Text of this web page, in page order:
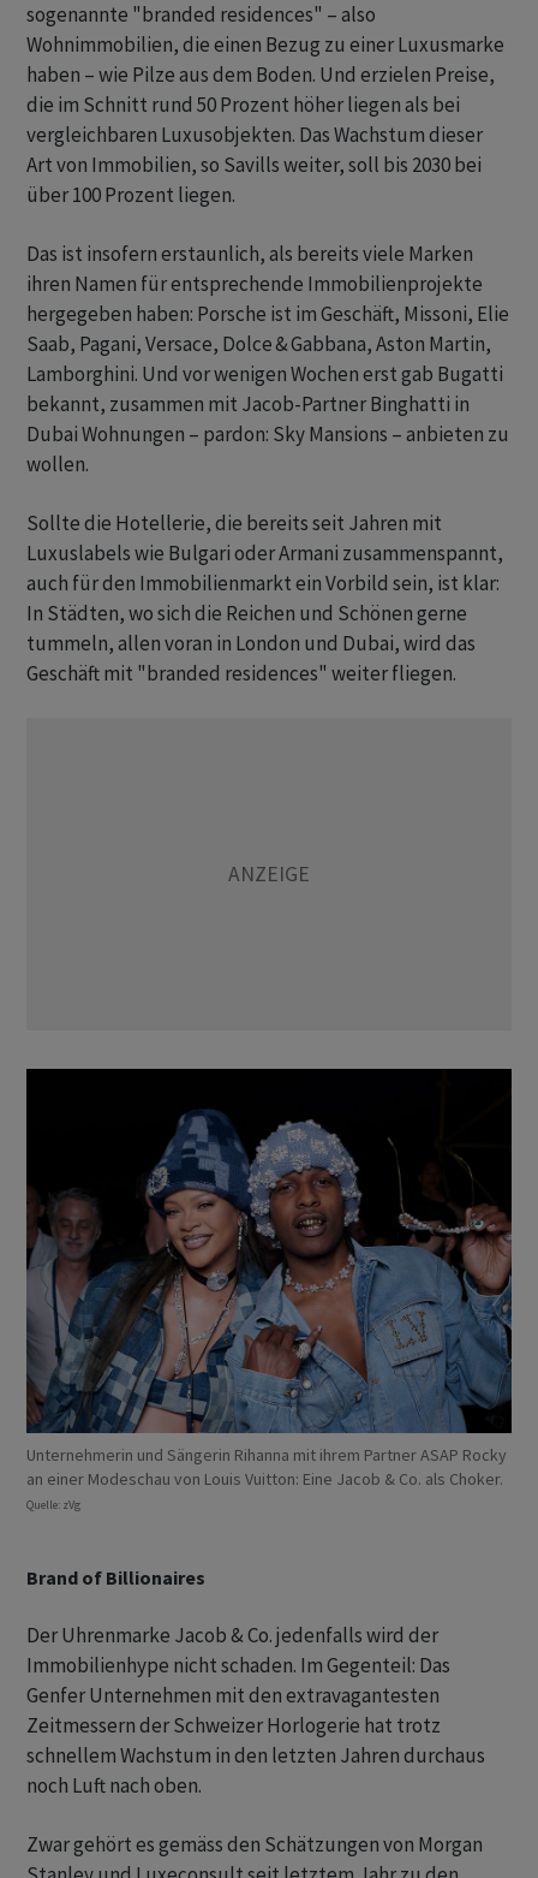
sogenannte "branded residences" – also
Wohnimmobilien, die einen Bezug zu einer Luxusmarke
haben – wie Pilze aus dem Boden. Und erzielen Preise,
die im Schnitt rund 50 Prozent höher liegen als bei
vergleichbaren Luxusobjekten. Das Wachstum dieser
Art von Immobilien, so Savills weiter, soll bis 2030 bei
über 100 Prozent liegen.
Das ist insofern erstaunlich, als bereits viele Marken
ihren Namen für entsprechende Immobilienprojekte
hergegeben haben: Porsche ist im Geschäft, Missoni, Elie
Saab, Pagani, Versace, Dolce & Gabbana, Aston Martin,
Lamborghini. Und vor wenigen Wochen erst gab Bugatti
bekannt, zusammen mit Jacob-Partner Binghatti in
Dubai Wohnungen – pardon: Sky Mansions – anbieten zu
wollen.
Sollte die Hotellerie, die bereits seit Jahren mit
Luxuslabels wie Bulgari oder Armani zusammenspannt,
auch für den Immobilienmarkt ein Vorbild sein, ist klar:
In Städten, wo sich die Reichen und Schönen gerne
tummeln, allen voran in London und Dubai, wird das
Geschäft mit "branded residences" weiter fliegen.
Unternehmerin und Sängerin Rihanna mit ihrem Partner ASAP Rocky
an einer Modeschau von Louis Vuitton: Eine Jacob & Co. als Choker.
Quelle: zVg
Brand of Billionaires
Der Uhrenmarke Jacob & Co. jedenfalls wird der
Immobilienhype nicht schaden. Im Gegenteil: Das
Genfer Unternehmen mit den extravagantesten
Zeitmessern der Schweizer Horlogerie hat trotz
schnellem Wachstum in den letzten Jahren durchaus
noch Luft nach oben.
Zwar gehört es gemäss den Schätzungen von Morgan